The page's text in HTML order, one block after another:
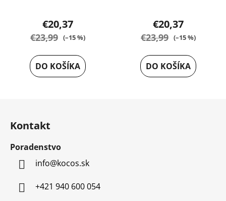
hodnotenie
produktu
je
5,0
€20,37
€23,99 (–15 %)
DO KOŠÍKA
hodnotenie
produktu
je
5,0
€20,37
€23,99 (–15 %)
DO KOŠÍKA
Kontakt
Poradenstvo
info@kocos.sk
+421 940 600 054